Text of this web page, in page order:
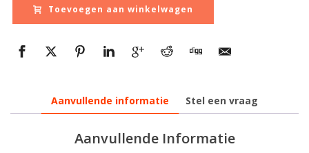
Toevoegen aan winkelwagen
Aanvullende informatie Stel een vraag
Aanvullende Informatie